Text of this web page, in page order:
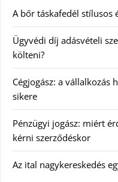
A bőr táskafedél stílusos
Ügyvédi díj adásvételi
költeni?
Cégjogász: a vállalkozás
sikere
Pénzügyi jogász: miért
kérni szerződéskor
Az ital nagykereskedés